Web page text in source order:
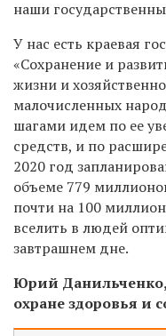
наши
У нас есть краевая
«Сохранение и
жизни и
малочисленных
шагами идем по ее
средств, и по
2020 год
объеме 779
почти на 100
вселить в людей
завтрашнем дне.
Юрий Данильченко,
охране здоровья и